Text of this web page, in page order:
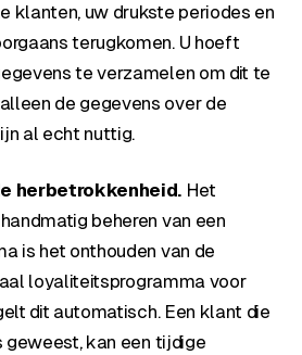
klanten, uw drukste periodes en
terugkomen. U hoeft
te verzamelen om dit te
de gegevens over de
al echt nuttig.
herbetrokkenheid. Het
beheren van een
is het onthouden van de
loyaliteitsprogramma voor
dit automatisch. Een klant die
geweest, kan een tijdige